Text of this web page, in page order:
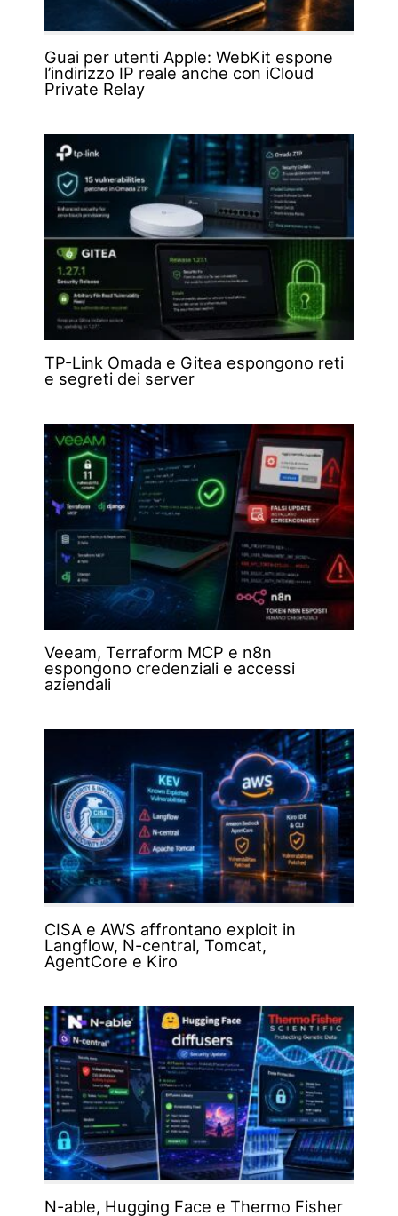
Guai per utenti Apple: WebKit espone
l’indirizzo IP reale anche con iCloud
Private Relay
TP-Link Omada e Gitea espongono reti
e segreti dei server
Veeam, Terraform MCP e n8n
espongono credenziali e accessi
aziendali
CISA e AWS affrontano exploit in
Langflow, N-central, Tomcat,
AgentCore e Kiro
N-able, Hugging Face e Thermo Fisher